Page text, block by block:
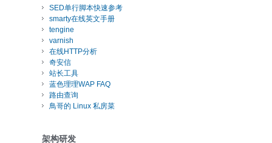
SED单行脚本快速参考
smarty在线英文手册
tengine
varnish
在线HTTP分析
奇安信
站长工具
蓝色理理WAP FAQ
路由查询
鳥哥的 Linux 私房菜
架构研发